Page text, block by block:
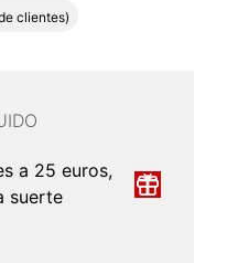
5.00de 5 en base a
clientes)
a 25 euros,
suerte